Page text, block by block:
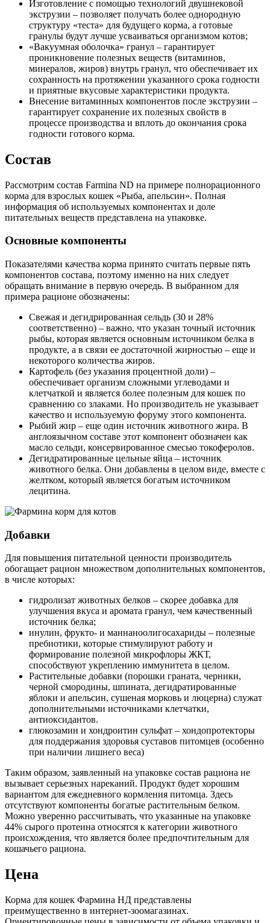
Изготовление с помощью технологий двушнековой
экструзии – позволяет получать более однородную
структуру «теста» для будущего корма, а готовые
гранулы будут лучше усваиваться организмом котов;
«Вакуумная оболочка» гранул – гарантирует
проникновение полезных веществ (витаминов,
минералов, жиров) внутрь гранул, что обеспечивает их
сохранность на протяжении указанного срока годности
и приятные вкусовые характеристики продукта.
Внесение витаминных компонентов после экструзии –
гарантирует сохранение их полезных свойств в
процессе производства и вплоть до окончания срока
годности готового корма.
Состав
Рассмотрим состав Farmina ND на примере полнорационного
корма для взрослых кошек «Рыба, апельсин». Полная
информация об используемых компонентах и доле
питательных веществ представлена на упаковке.
Основные компоненты
Показателями качества корма принято считать первые пять
компонентов состава, поэтому именно на них следует
обращать внимание в первую очередь. В выбранном для
примера рационе обозначены:
Свежая и дегидрированная сельдь (30 и 28%
соответственно) – важно, что указан точный источник
рыбы, которая является основным источником белка в
продукте, а в связи ее достаточной жирностью – еще и
некоторого количества жиров.
Картофель (без указания процентной доли) –
обеспечивает организм сложными углеводами и
клетчаткой и является более полезным для кошек по
сравнению со злаками. Но производитель не указывает
качество и используемую форуму этого компонента.
Рыбий жир – еще один источник животного жира. В
англоязычном составе этот компонент обозначен как
масло сельди, консервированное смесью токоферолов.
Дегидратированные цельные яйца – источник
животного белка. Они добавлены в целом виде, вместе с
желтком, который является богатым источником
лецитина.
Добавки
Для повышения питательной ценности производитель
обогащает рацион множеством дополнительных компонентов,
в числе которых:
гидролизат животных белков – скорее добавка для
улучшения вкуса и аромата гранул, чем качественный
источник белка;
инулин, фрукто- и маннаноолигосахариды – полезные
пребиотики, которые стимулируют работу и
формирование полезной микрофлоры ЖКТ,
способствуют укреплению иммунитета в целом.
Растительные добавки (порошки граната, черники,
черной смородины, шпината, дегидратированные
яблоки и апельсин, сушеная морковь и люцерна) служат
дополнительными источниками клетчатки,
антиоксидантов.
глюкозамин и хондроитин сульфат – хондопротекторы
для поддержания здоровья суставов питомцев (особенно
при наличии лишнего веса)
Таким образом, заявленный на упаковке состав рациона не
вызывает серьезных нареканий. Продукт будет хорошим
вариантом для ежедневного кормления питомца. Здесь
отсутствуют компоненты богатые растительным белком.
Можно уверенно рассчитывать, что указанные на упаковке
44% сырого протеина относятся к категории животного
происхождения, что является более предпочтительным для
кошачьего рациона.
Цена
Корма для кошек Фармина НД представлены
преимущественно в интернет-зоомагазинах.